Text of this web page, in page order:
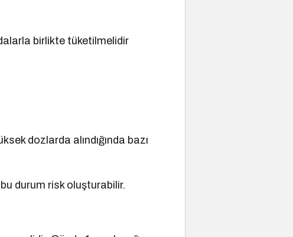
birlikte tüketilmelidir
dozlarda alındığında bazı
durum risk oluşturabilir.